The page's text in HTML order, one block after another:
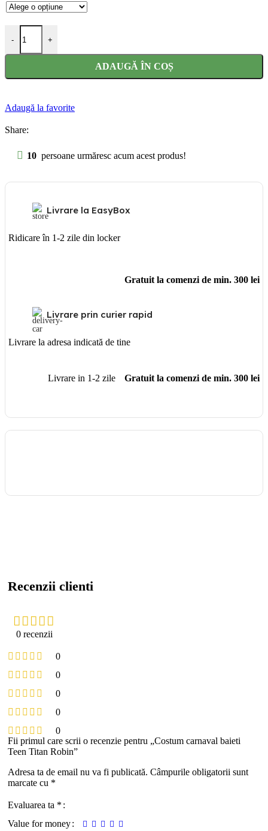
-
Cantitate Costum carnaval baieti Teen Titan Robin
+
ADAUGĂ ÎN COȘ
Adaugă la favorite
Share:
10 persoane urmăresc acum acest produs!
Livrare la EasyBox
Ridicare în 1-2 zile din locker
Gratuit la comenzi de min. 300 lei
Livrare prin curier rapid
Livrare la adresa indicată de tine
Livrare in 1-2 zile Gratuit la comenzi de min. 300 lei
Recenzii clienti
0 recenzii
0
0
0
0
0
Fii primul care scrii o recenzie pentru „Costum carnaval baieti
Teen Titan Robin”
Adresa ta de email nu va fi publicată. Câmpurile obligatorii sunt
marcate cu *
Evaluarea ta *
Value for money